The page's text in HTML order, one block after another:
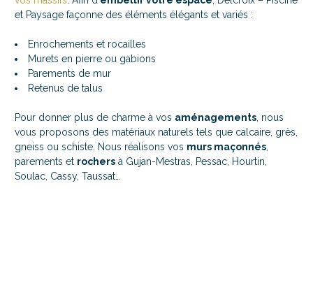
et Paysage façonne des éléments élégants et variés :
Enrochements et rocailles
Murets en pierre ou gabions
Parements de mur
Retenus de talus
Pour donner plus de charme à vos aménagements, nous
vous proposons des matériaux naturels tels que calcaire, grès,
gneiss ou schiste. Nous réalisons vos murs maçonnés,
parements et rochers à Gujan-Mestras, Pessac, Hourtin,
Soulac, Cassy, Taussat…